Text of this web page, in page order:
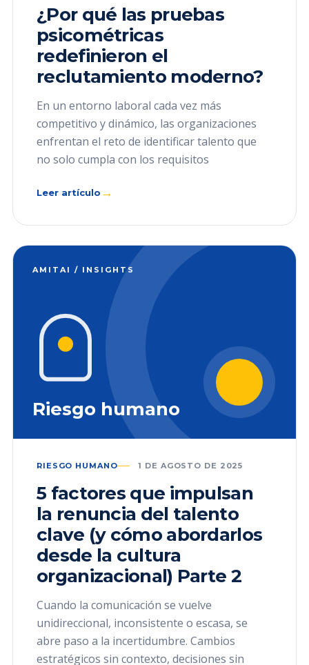
¿Por qué las pruebas
psicométricas
redefinieron el
reclutamiento moderno?
En un entorno laboral cada vez más
competitivo y dinámico, las organizaciones
enfrentan el reto de identificar talento que
no solo cumpla con los requisitos
Leer artículo →
AMITAI / INSIGHTS
Riesgo humano
RIESGO HUMANO 1 DE AGOSTO DE 2025
5 factores que impulsan
la renuncia del talento
clave (y cómo abordarlos
desde la cultura
organizacional) Parte 2
Cuando la comunicación se vuelve
unidireccional, inconsistente o escasa, se
abre paso a la incertidumbre. Cambios
estratégicos sin contexto, decisiones sin